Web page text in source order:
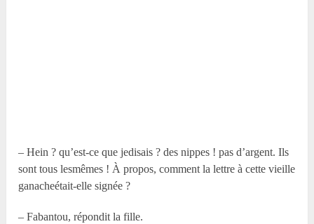
– Hein ? qu’est-ce que jedisais ? des nippes ! pas d’argent. Ils
sont tous lesmêmes ! À propos, comment la lettre à cette vieille
ganacheétait-elle signée ?
– Fabantou, répondit la fille.